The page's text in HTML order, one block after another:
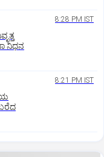
8:28 PM IST
ನಿಧನ
8:21 PM IST